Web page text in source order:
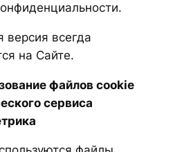
версия всегда
на Сайте.
файлов cookie
сервиса